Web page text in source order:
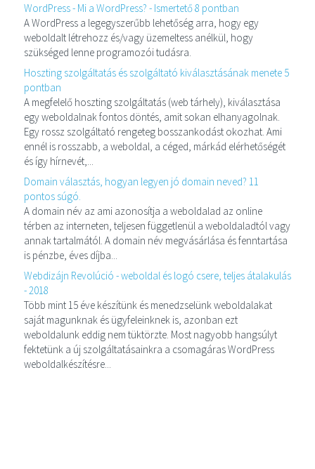
WordPress - Mi a WordPress? - Ismertető 8 pontban
A WordPress a legegyszerűbb lehetőség arra, hogy egy
weboldalt létrehozz és/vagy üzemeltess anélkül, hogy
szükséged lenne programozói tudásra.
Hoszting szolgáltatás és szolgáltató kiválasztásának menete 5
pontban
A megfelelő hoszting szolgáltatás (web tárhely), kiválasztása
egy weboldalnak fontos döntés, amit sokan elhanyagolnak.
Egy rossz szolgáltató rengeteg bosszankodást okozhat. Ami
ennél is rosszabb, a weboldal, a céged, márkád elérhetőségét
és így hírnevét,...
Domain választás, hogyan legyen jó domain neved? 11
pontos súgó.
A domain név az ami azonosítja a weboldalad az online
térben az interneten, teljesen függetlenül a weboldaladtól vagy
annak tartalmától. A domain név megvásárlása és fenntartása
is pénzbe, éves díjba...
Webdizájn Revolúció - weboldal és logó csere, teljes átalakulás
- 2018
Több mint 15 éve készítünk és menedzselünk weboldalakat
saját magunknak és ügyfeleinknek is, azonban ezt
weboldalunk eddig nem tüktörzte. Most nagyobb hangsúlyt
fektetünk a új szolgáltatásainkra a csomagáras WordPress
weboldalkészítésre...